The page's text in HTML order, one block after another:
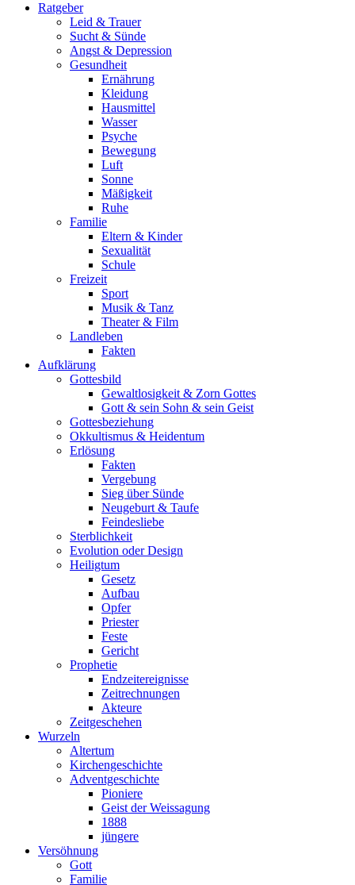
Ratgeber
Leid & Trauer
Sucht & Sünde
Angst & Depression
Gesundheit
Ernährung
Kleidung
Hausmittel
Wasser
Psyche
Bewegung
Luft
Sonne
Mäßigkeit
Ruhe
Familie
Eltern & Kinder
Sexualität
Schule
Freizeit
Sport
Musik & Tanz
Theater & Film
Landleben
Fakten
Aufklärung
Gottesbild
Gewaltlosigkeit & Zorn Gottes
Gott & sein Sohn & sein Geist
Gottesbeziehung
Okkultismus & Heidentum
Erlösung
Fakten
Vergebung
Sieg über Sünde
Neugeburt & Taufe
Feindesliebe
Sterblichkeit
Evolution oder Design
Heiligtum
Gesetz
Aufbau
Opfer
Priester
Feste
Gericht
Prophetie
Endzeitereignisse
Zeitrechnungen
Akteure
Zeitgeschehen
Wurzeln
Altertum
Kirchengeschichte
Adventgeschichte
Pioniere
Geist der Weissagung
1888
jüngere
Versöhnung
Gott
Familie